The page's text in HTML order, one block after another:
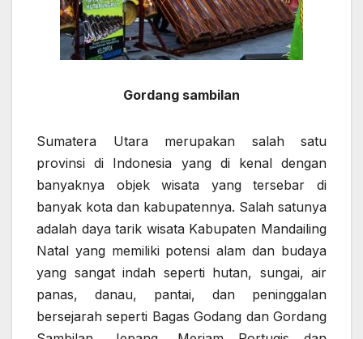
Gordang sambilan
Sumatera Utara merupakan salah satu
provinsi di Indonesia yang di kenal dengan
banyaknya objek wisata yang tersebar di
banyak kota dan kabupatennya. Salah satunya
adalah daya tarik wisata Kabupaten Mandailing
Natal yang memiliki potensi alam dan budaya
yang sangat indah seperti hutan, sungai, air
panas, danau, pantai, dan peninggalan
bersejarah seperti Bagas Godang dan Gordang